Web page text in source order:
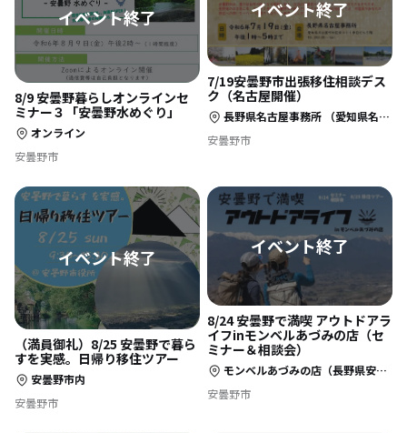
8/9 安曇野暮らしオンラインセ
ミナー３「安曇野水めぐり」
オンライン
安曇野市
7/19安曇野市出張移住相談デス
ク（名古屋開催）
長野県名古屋事務所 （愛知県名古屋市中区栄4-1-1 中日ビル5階 名古屋観光情報センター内）
安曇野市
（満員御礼）8/25 安曇野で暮ら
すを実感。日帰り移住ツアー
安曇野市内
安曇野市
8/24 安曇野で満喫 アウトドアラ
イフinモンベルあづみの店（セ
ミナー＆相談会）
モンベルあづみの店（長野県安曇野市豊科南穂高1115）
安曇野市